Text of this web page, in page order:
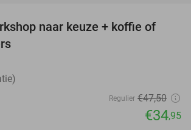
26%
naar keuze + koffie of
Regulier €47,50
€34,95